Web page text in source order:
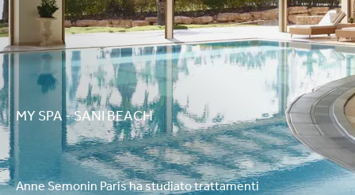
MY SPA - SANI BEACH
Anne Semonin Paris ha studiato trattamenti